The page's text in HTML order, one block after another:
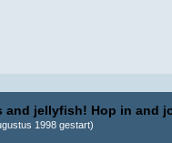
and jellyfish! Hop in and
1998 gestart)